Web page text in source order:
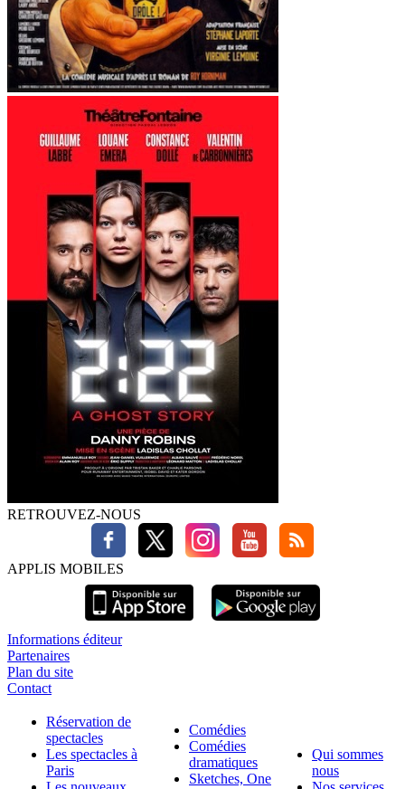
RETROUVEZ-NOUS
APPLIS MOBILES
Informations éditeur
Partenaires
Plan du site
Contact
Réservation de
spectacles
Les spectacles à
Paris
Comédies
Comédies
dramatiques
Sketches, One
Qui sommes
nous